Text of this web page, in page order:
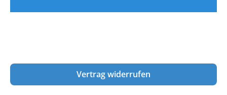
Vertrag widerrufen